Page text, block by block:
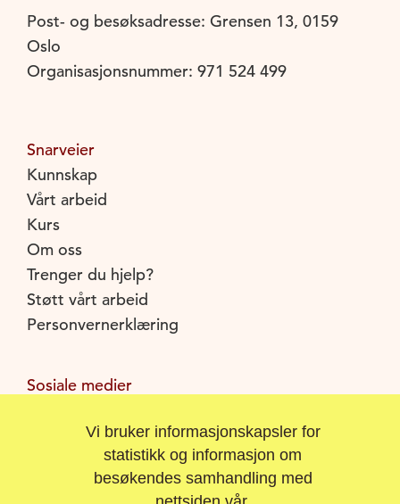
Vi bruker informasjonskapsler for
statistikk og informasjon om
besøkendes samhandling med
Post- og besøksadresse: Grensen 13, 0159
Oslo
Organisasjonsnummer: 971 524 499
Snarveier
Kunnskap
Vårt arbeid
Kurs
Om oss
Trenger du hjelp?
Støtt vårt arbeid
Personvernerklæring
Sosiale medier
Instagram